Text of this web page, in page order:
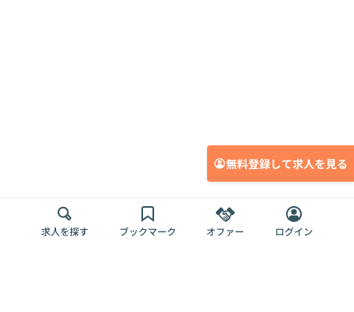
無料登録して求人を見る
求人を探す ブックマーク オファー ログイン